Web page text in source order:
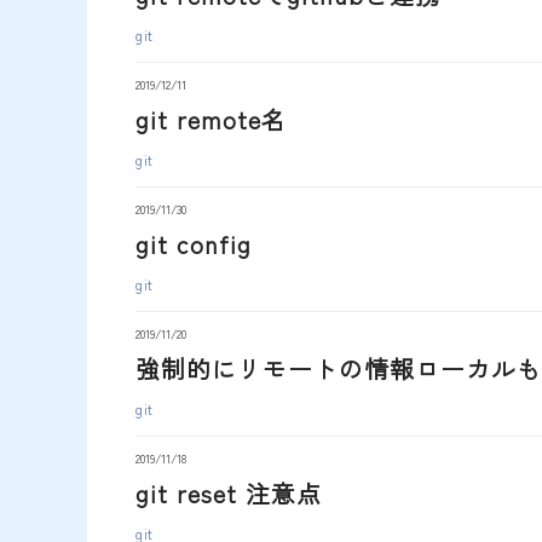
git
2019/12/11
git remote名
git
2019/11/30
git config
git
2019/11/20
強制的にリモートの情報ローカル
git
2019/11/18
git reset 注意点
git